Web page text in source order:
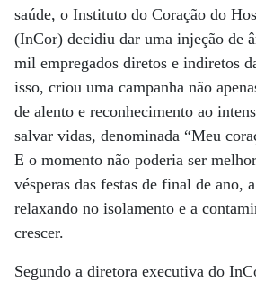
saúde, o Instituto do Coração do
(InCor) decidiu dar uma injeção de
mil empregados diretos e indiretos
isso, criou uma campanha não
de alento e reconhecimento ao
salvar vidas, denominada “Meu
E o momento não poderia ser
vésperas das festas de final de ano,
relaxando no isolamento e a
crescer.
Segundo a diretora executiva do